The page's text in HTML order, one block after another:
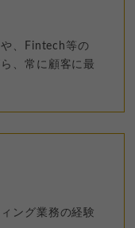
、Fintech等の
、常に顧客に最
ング業務の経験